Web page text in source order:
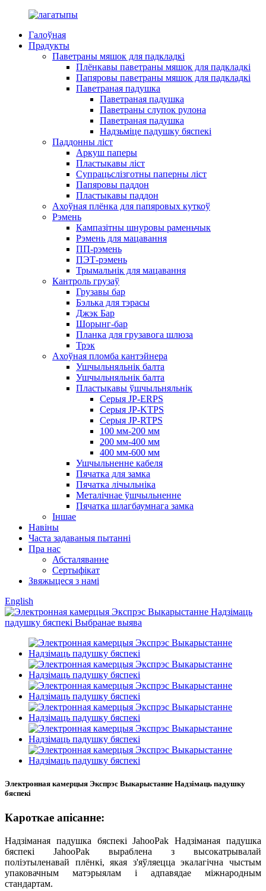
Галоўная
Прадукты
Паветраны мяшок для падкладкі
Плёнкавы паветраны мяшок для падкладкі
Папяровы паветраны мяшок для падкладкі
Паветраная падушка
Паветраная падушка
Паветраны слупок рулона
Паветраная падушка
Надзьміце падушку бяспекі
Паддонны ліст
Аркуш паперы
Пластыкавы ліст
Супрацьслізготны паперны ліст
Папяровы паддон
Пластыкавы паддон
Ахоўная плёнка для папяровых куткоў
Рэмень
Кампазітны шнуровы раменьчык
Рэмень для мацавання
ПП-рэмень
ПЭТ-рэмень
Трымальнік для мацавання
Кантроль грузаў
Грузавы бар
Бэлька для тэрасы
Джэк Бар
Шорынг-бар
Планка для грузавога шлюза
Трэк
Ахоўная пломба кантэйнера
Ушчыльняльнік балта
Ушчыльняльнік балта
Пластыкавы ўшчыльняльнік
Серыя JP-ERPS
Серыя JP-KTPS
Серыя JP-RTPS
100 мм-200 мм
200 мм-400 мм
400 мм-600 мм
Ушчыльненне кабеля
Пячатка для замка
Пячатка лічыльніка
Металічнае ўшчыльненне
Пячатка шлагбаумнага замка
Іншае
Навіны
Часта задаваныя пытанні
Пра нас
Абсталяванне
Сертыфікат
Звяжыцеся з намі
English
Электронная камерцыя Экспрэс Выкарыстанне Надзімаць падушку
бяспекі
Кароткае апісанне:
Надзіманая падушка бяспекі JahooPak Надзіманая падушка
бяспекі JahooPak выраблена з высокатрывалай
поліэтыленавай плёнкі, якая з'яўляецца экалагічна чыстым
упаковачным матэрыялам і адпавядае міжнародным
стандартам.